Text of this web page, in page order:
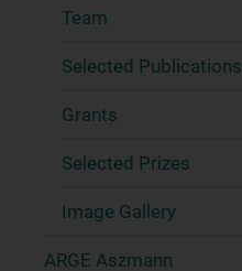
Team
Selected Publications
Grants
Selected Prizes
Image Gallery
ARGE Aszmann